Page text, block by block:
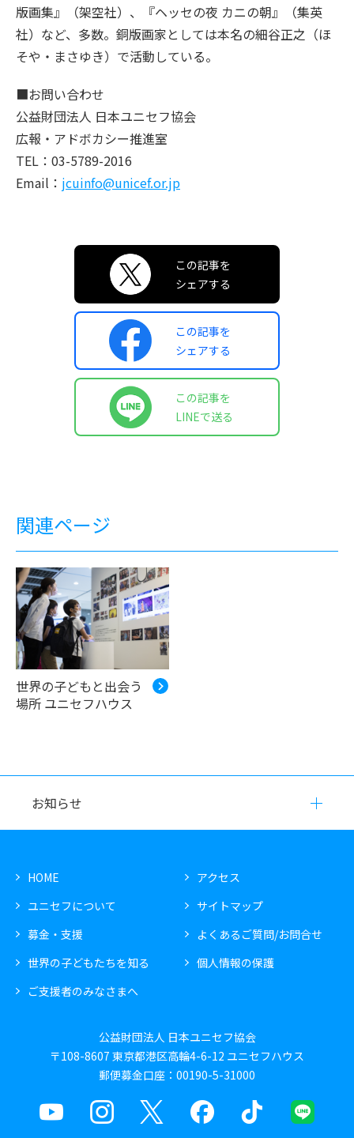
版画集』（架空社）、『ヘッセの夜 カニの朝』（集英
社）など、多数。銅版画家としては本名の細谷正之（ほ
そや・まさゆき）で活動している。
■お問い合わせ
公益財団法人 日本ユニセフ協会
広報・アドボカシー推進室
TEL：03-5789-2016
Email： jcuinfo@unicef.or.jp
この記事を
シェアする
この記事を
シェアする
この記事を
LINEで送る
関連ページ
世界の子どもと出会う
場所 ユニセフハウス
お知らせ
HOME
ユニセフについて
募金・支援
世界の子どもたちを知る
ご支援者のみなさまへ
アクセス
サイトマップ
よくあるご質問/お問合せ
個人情報の保護
公益財団法人 日本ユニセフ協会
〒108-8607 東京都港区高輪4-6-12 ユニセフハウス
郵便募金口座：00190-5-31000